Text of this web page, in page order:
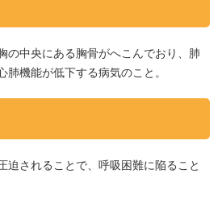
の中央にある胸骨がへこんでおり、肺
機能が低下する病気のこと。
迫されることで、呼吸困難に陥ること